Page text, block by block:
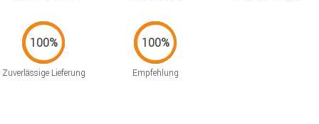
Zuverlässige Lieferung Empfehlung